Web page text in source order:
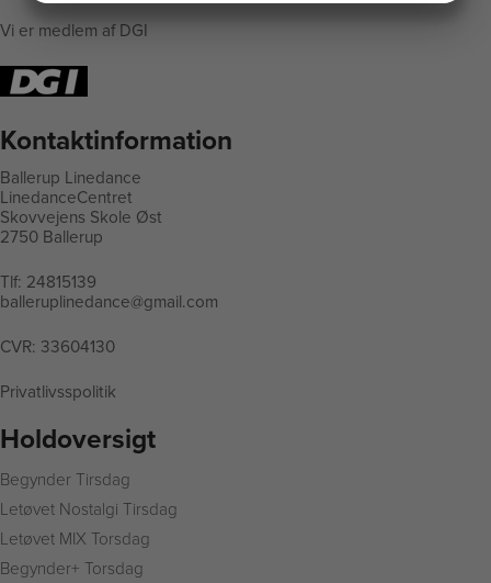
Vi er medlem af DGI
Kontaktinformation
Ballerup Linedance
LinedanceCentret
Skovvejens Skole Øst
2750 Ballerup
Tlf: 24815139
balleruplinedance@gmail.com
CVR: 33604130
Privatlivsspolitik
Holdoversigt
Begynder Tirsdag
Letøvet Nostalgi Tirsdag
Letøvet MIX Torsdag
Begynder+ Torsdag
MARKETING